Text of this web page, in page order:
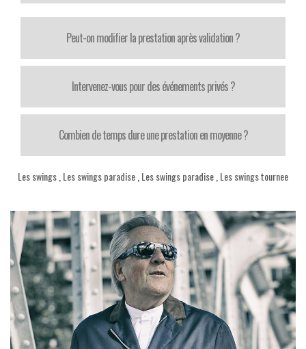
Peut-on modifier la prestation après validation ?
Intervenez-vous pour des événements privés ?
Combien de temps dure une prestation en moyenne ?
Les swings Les swings paradise Les swings paradise Les swings tournee